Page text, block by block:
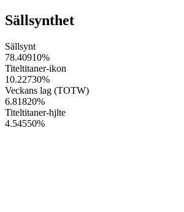
Sällsynthet
Sällsynt
78.40910%
Titeltitaner-ikon
10.22730%
Veckans lag (TOTW)
6.81820%
Titeltitaner-hjlte
4.54550%